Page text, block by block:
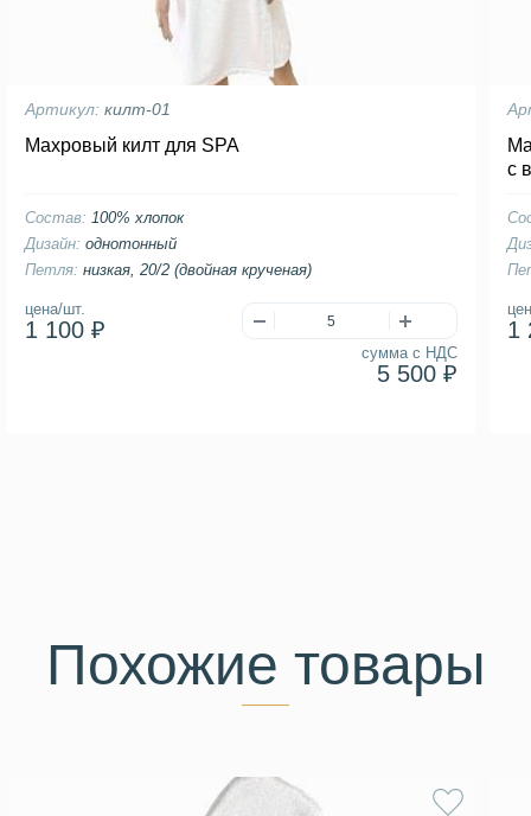
Артикул: килт-01
Махровый килт для SPA
цена/шт.
1 100 ₽
сумма с НДС
5 500 ₽
Состав: 100% хлопок
Дизайн: однотонный
Петля: низкая, 20/2 (двойная крученая)
с
1
Похожие товары